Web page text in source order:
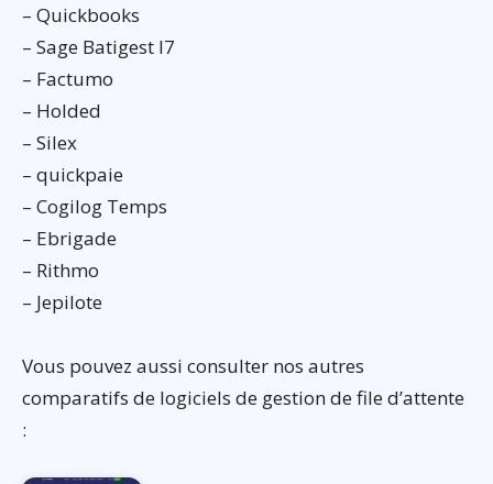
– Quickbooks
– Sage Batigest I7
– Factumo
– Holded
– Silex
– quickpaie
– Cogilog Temps
– Ebrigade
– Rithmo
– Jepilote
Vous pouvez aussi consulter nos autres
comparatifs de logiciels de gestion de file d’attente
: